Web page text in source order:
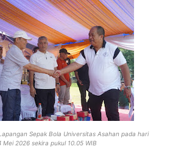
Sepak Bola Universitas Asahan pada hari
Mei 2026 sekira pukul 10.05 WIB